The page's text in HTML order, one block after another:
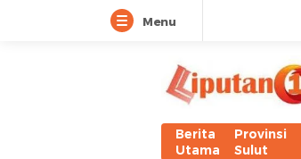
Menu
Berita
Utama
Provinsi
Sulut